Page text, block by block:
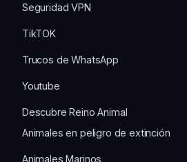
Seguridad VPN
TikTOK
Trucos de WhatsApp
Youtube
Descubre Reino Animal
Animales en peligro de extinción
Animales Marinos